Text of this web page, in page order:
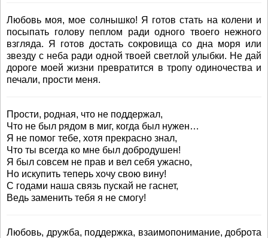
Любовь моя, мое солнышко! Я готов стать на колени и
посыпать голову пеплом ради одного твоего нежного
взгляда. Я готов достать сокровища со дна моря или
звезду с неба ради одной твоей светлой улыбки. Не дай
дороге моей жизни превратится в тропу одиночества и
печали, прости меня.
Прости, родная, что не поддержал,
Что не был рядом в миг, когда был нужен…
Я не помог тебе, хотя прекрасно знал,
Что ты всегда ко мне был добродушен!
Я был совсем не прав и вел себя ужасно,
Но искупить теперь хочу свою вину!
С годами наша связь пускай не гаснет,
Ведь заменить тебя я не смогу!
Любовь, дружба, поддержка, взаимопонимание, доброта